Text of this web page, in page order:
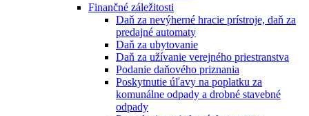
Finančné záležitosti
Daň za nevýherné hracie prístroje, daň za
predajné automaty
Daň za ubytovanie
Daň za užívanie verejného priestranstva
Podanie daňového priznania
Poskytnutie úľavy na poplatku za
komunálne odpady a drobné stavebné
odpady